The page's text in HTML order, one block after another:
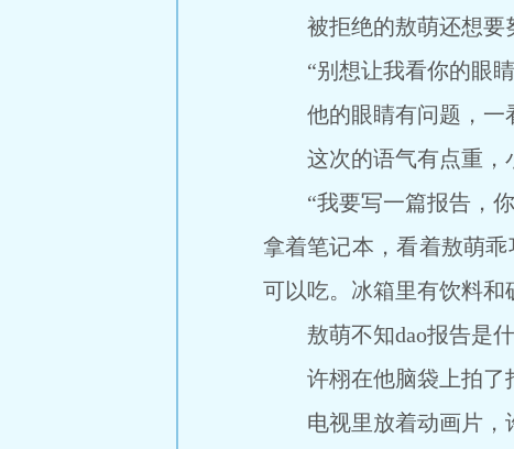
被拒绝的敖萌还想要努
“别想让我看你的眼睛
他的眼睛有问题，一
这次的语气有点重，小
“我要写一篇报告，你
拿着笔记本，看着敖萌
可以吃。冰箱里有饮料和
敖萌不知dao报告是什
许栩在他脑袋上拍了拍
电视里放着动画片，许